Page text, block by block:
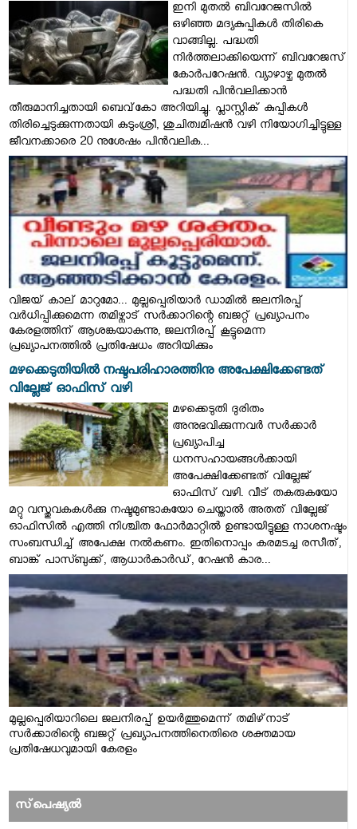
ഇനി മുതൽ ബിവറേജസിൽ
ഒഴിഞ്ഞ മദ്യകുപ്പികൾ തിരികെ
വാങ്ങില്ല. പദ്ധതി
നിർത്തലാക്കിയെന്ന് ബിവറേജസ്
കോർപറേഷൻ. വ്യാഴാഴ്ച മുതല്‍
പദ്ധതി പിന്‍വലിക്കാന്‍
തീരുമാനിച്ചതായി ബെവ്‌കോ അറിയിച്ചു. പ്ലാസ്റ്റിക് കുപ്പികള്‍
തിരിച്ചെടുക്കുന്നതായി കുടുംശ്രീ, ശുചിത്വമിഷന്‍ വഴി നിയോഗിച്ചിട്ടുള്ള
ജീവനക്കാരെ 20 നുശേഷം പിന്‍വലിക...
വിജയ് കാല് മാറുമോ... മുല്ലപ്പെരിയാർ ഡാമിൽ ജലനിരപ്പ്
വർധിപ്പിക്കുമെന്ന തമിഴ്നാട് സർക്കാറിന്റെ ബജറ്റ് പ്രഖ്യാപനം
കേരളത്തിന് ആശങ്കയാകുന്നു, ജലനിരപ്പ് കൂട്ടുമെന്ന
പ്രഖ്യാപനത്തിൽ പ്രതിഷേധം അറിയിക്കും
മഴക്കെടുതിയില്‍ നഷ്ടപരിഹാരത്തിനു അപേക്ഷിക്കേണ്ടത്
വില്ലേജ് ഓഫിസ് വഴി
മഴക്കെടുതി ദുരിതം
അനുഭവിക്കുന്നവര്‍ സര്‍ക്കാര്‍
പ്രഖ്യാപിച്ച
ധനസഹായങ്ങള്‍ക്കായി
അപേക്ഷിക്കേണ്ടത് വില്ലേജ്
ഓഫിസ് വഴി. വീട് തകരുകയോ
മറ്റു വസ്തുവകകള്‍ക്കു നഷ്ടമുണ്ടാകുയോ ചെയ്താല്‍ അതത് വില്ലേജ്
ഓഫിസില്‍ എത്തി നിശ്ചിത ഫോര്‍മാറ്റില്‍ ഉണ്ടായിട്ടുള്ള നാശനഷ്ടം
സംബന്ധിച്ച് അപേക്ഷ നല്‍കണം. ഇതിനൊപ്പം കരമടച്ച രസീത്,
ബാങ്ക് പാസ്ബുക്ക്, ആധാര്‍കാര്‍ഡ്, റേഷന്‍ കാര...
മുല്ലപ്പെരിയാറിലെ ജലനിരപ്പ് ഉയര്‍ത്തുമെന്ന് തമിഴ്‌നാട്
സര്‍ക്കാരിന്റെ ബജറ്റ് പ്രഖ്യാപനത്തിനെതിരെ ശക്തമായ
പ്രതിഷേധവുമായി കേരളം
സ്‌പെഷ്യല്‍